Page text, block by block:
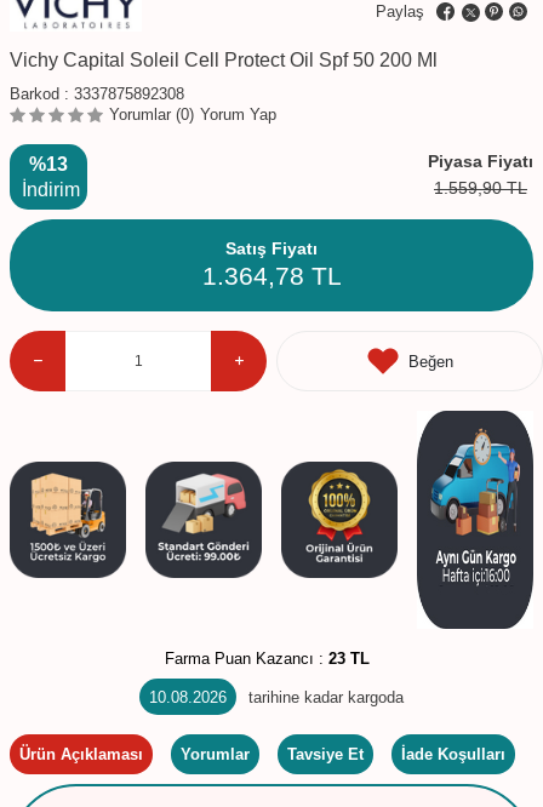
Paylaş
Vichy Capital Soleil Cell Protect Oil Spf 50 200 Ml
Barkod : 3337875892308
Yorumlar (0) Yorum Yap
%13
İndirim
Piyasa Fiyatı
1.559,90TL
Satış Fiyatı
1.364,78 TL
Beğen
Farma Puan Kazancı : 23 TL
10.08.2026 tarihine kadar kargoda
Ürün Açıklaması Yorumlar Tavsiye Et İade Koşulları